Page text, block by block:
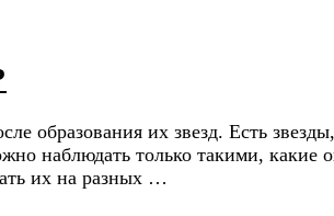
образования их звезд. Есть
наблюдать только такими, какие
их на разных …